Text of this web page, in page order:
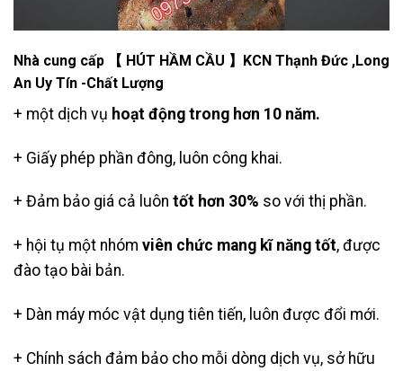
Nhà cung cấp 【 HÚT HẦM CẦU 】KCN Thạnh Đức ,Long
An Uy Tín -Chất Lượng
+ một dịch vụ hoạt động trong hơn 10 năm.
+ Giấy phép phần đông, luôn công khai.
+ Đảm bảo giá cả luôn tốt hơn 30% so với thị phần.
+ hội tụ một nhóm viên chức mang kĩ năng tốt, được
đào tạo bài bản.
+ Dàn máy móc vật dụng tiên tiến, luôn được đổi mới.
+ Chính sách đảm bảo cho mỗi dòng dịch vụ, sở hữu